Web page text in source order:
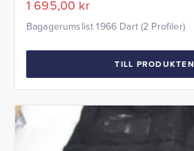
1 695,00 kr
Bagagerumslist 1966 Dart (2 Profiler)
TILL PRODUKTEN